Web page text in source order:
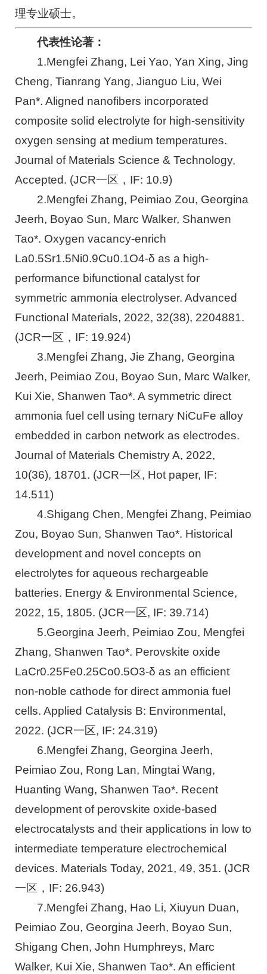
理专业硕士。
代表性论著：
1.Mengfei Zhang, Lei Yao, Yan Xing, Jing
Cheng, Tianrang Yang, Jianguo Liu, Wei
Pan*. Aligned nanofibers incorporated
composite solid electrolyte for high-sensitivity
oxygen sensing at medium temperatures.
Journal of Materials Science & Technology,
Accepted. (JCR一区，IF: 10.9)
2.Mengfei Zhang, Peimiao Zou, Georgina
Jeerh, Boyao Sun, Marc Walker, Shanwen
Tao*. Oxygen vacancy-enrich
La0.5Sr1.5Ni0.9Cu0.1O4-δ as a high-
performance bifunctional catalyst for
symmetric ammonia electrolyser. Advanced
Functional Materials, 2022, 32(38), 2204881.
(JCR一区，IF: 19.924)
3.Mengfei Zhang, Jie Zhang, Georgina
Jeerh, Peimiao Zou, Boyao Sun, Marc Walker,
Kui Xie, Shanwen Tao*. A symmetric direct
ammonia fuel cell using ternary NiCuFe alloy
embedded in carbon network as electrodes.
Journal of Materials Chemistry A, 2022,
10(36), 18701. (JCR一区, Hot paper, IF:
14.511)
4.Shigang Chen, Mengfei Zhang, Peimiao
Zou, Boyao Sun, Shanwen Tao*. Historical
development and novel concepts on
electrolytes for aqueous rechargeable
batteries. Energy & Environmental Science,
2022, 15, 1805. (JCR一区, IF: 39.714)
5.Georgina Jeerh, Peimiao Zou, Mengfei
Zhang, Shanwen Tao*. Perovskite oxide
LaCr0.25Fe0.25Co0.5O3-δ as an efficient
non-noble cathode for direct ammonia fuel
cells. Applied Catalysis B: Environmental,
2022. (JCR一区, IF: 24.319)
6.Mengfei Zhang, Georgina Jeerh,
Peimiao Zou, Rong Lan, Mingtai Wang,
Huanting Wang, Shanwen Tao*. Recent
development of perovskite oxide-based
electrocatalysts and their applications in low to
intermediate temperature electrochemical
devices. Materials Today, 2021, 49, 351. (JCR
一区，IF: 26.943)
7.Mengfei Zhang, Hao Li, Xiuyun Duan,
Peimiao Zou, Georgina Jeerh, Boyao Sun,
Shigang Chen, John Humphreys, Marc
Walker, Kui Xie, Shanwen Tao*. An efficient